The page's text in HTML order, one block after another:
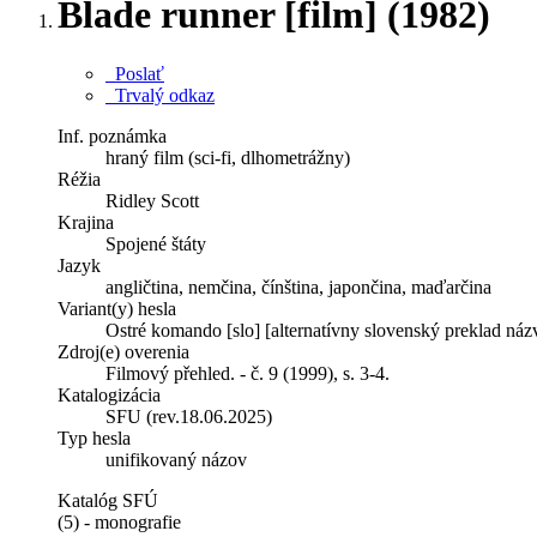
Blade runner [film] (1982)
Poslať
Trvalý odkaz
Inf. poznámka
hraný film (sci-fi, dlhometrážny)
Réžia
Ridley Scott
Krajina
Spojené štáty
Jazyk
angličtina, nemčina, čínština, japončina, maďarčina
Variant(y) hesla
Ostré komando [slo] [alternatívny slovenský preklad
Zdroj(e) overenia
Filmový přehled. - č. 9 (1999), s. 3-4.
Katalogizácia
SFU (rev.18.06.2025)
Typ hesla
unifikovaný názov
Katalóg SFÚ
(5) - monografie